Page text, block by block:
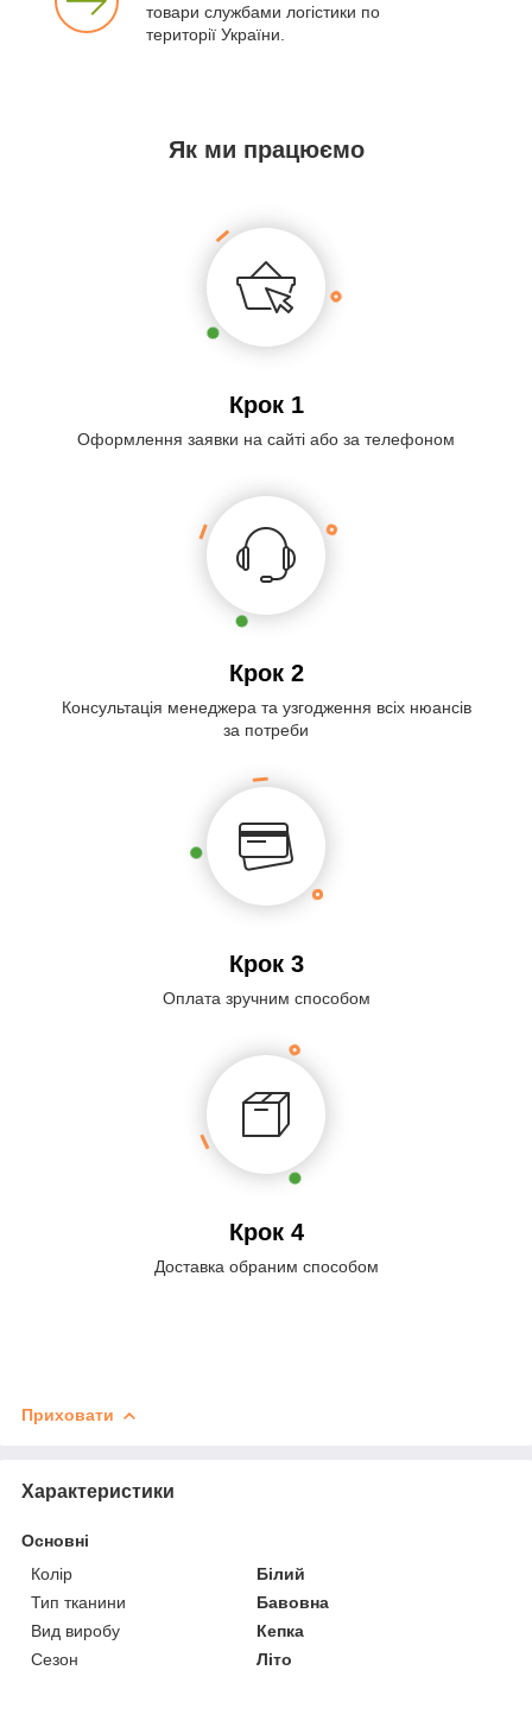
товари службами логістики по
території України.
Як ми працюємо
Крок 1
Оформлення заявки на сайті або за телефоном
Крок 2
Консультація менеджера та узгодження всіх нюансів
за потреби
Крок 3
Оплата зручним способом
Крок 4
Доставка обраним способом
Приховати
Характеристики
Основні
Колір
Білий
Тип тканини
Бавовна
Вид виробу
Кепка
Сезон
Літо